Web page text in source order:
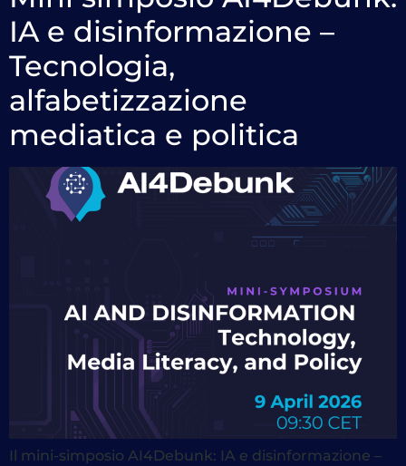
IA e disinformazione –
Tecnologia,
alfabetizzazione
mediatica e politica
Il mini-simposio AI4Debunk: IA e disinformazione –